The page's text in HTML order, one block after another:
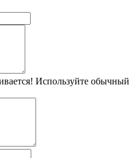
Используйте обычный